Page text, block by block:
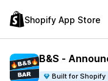
Shopify App Store
B&S ‑
Built for Shopify